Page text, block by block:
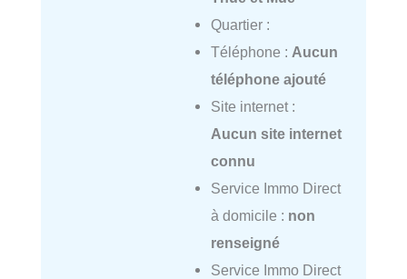
Quartier :
Téléphone : Aucun
téléphone ajouté
Site internet :
Aucun site internet
connu
Service Immo Direct
à domicile : non
renseigné
Service Immo Direct